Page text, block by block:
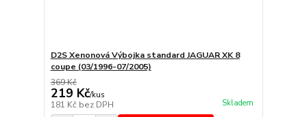
D2S Xenonová Výbojka standard JAGUAR XK 8
coupe (03/1996-07/2005)
369 Kč
219 Kč/kus
181 Kč bez DPH Skladem